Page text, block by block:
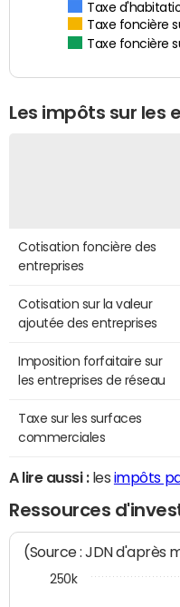
Taxe
Taxe foncière
Taxe foncière
Les impôts sur les
Cotisation foncière des
entreprises
Cotisation sur la valeur
ajoutée des entreprises
Imposition forfaitaire sur
les entreprises de réseau
Taxe sur les surfaces
commerciales
A lire aussi :les impôts
Ressources
(Source : JDN d'après
250k